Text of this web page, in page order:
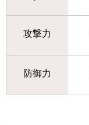
攻撃力
防御力